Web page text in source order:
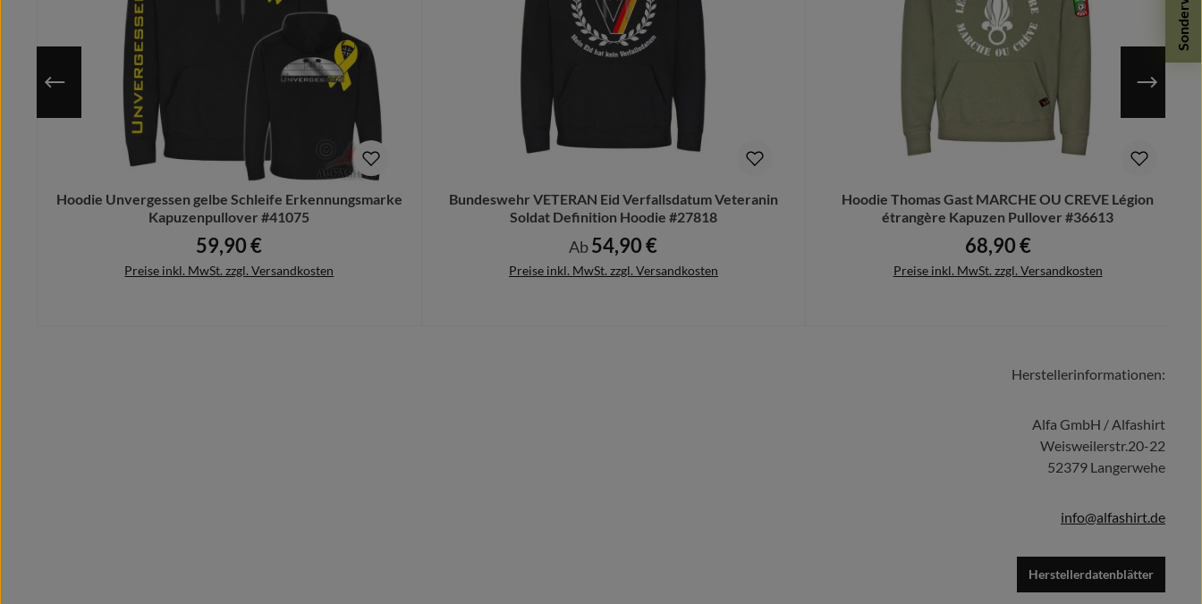
Da das Motiv erst nach Bestelleingang auf deine gewählte Größe gedruckt wird, ist ein Umtausch nur aus Qualitätsmängeln möglich.
Du hast eine bessere/eigene Idee?
Schicke uns Deinen Motivwunsch vorab und wir designen Deinen Produktvorschlag kostenlos.
Bitte beachte hierbei, dass nach dem Kauf keine Änderungen mehr vorgenommen werden können.
Hoodie Unvergessen gelbe Schleife Erkennungsmarke
Kapuzenpullover #41075
Regulärer Preis:
59,90 €
Preise inkl. MwSt. zzgl. Versandkosten
Bundeswehr VETERAN Eid Verfallsdatum Veteranin
Soldat Definition Hoodie #27818
Regulärer Preis:
Ab54,90 €
Preise inkl. MwSt. zzgl. Versandkosten
Hoodie Thomas Gast MARCHE OU CREVE Légion
étrangère Kapuzen Pullover #36613
Regulärer Preis:
68,90 €
Preise inkl. MwSt. zzgl. Versandkosten
DetailsHerstellerinformationen:
Alfa GmbH / Alfashirt
Weisweilerstr.20-22
52379 Langerwehe
info@alfashirt.de
Herstellerdatenblätter